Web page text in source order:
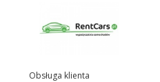
Obsługa klienta